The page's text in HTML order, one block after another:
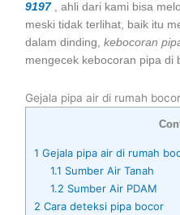
9197, ahli dari kami bisa
meski tidak terlihat, baik itu
dalam dinding,kebocoran
mengecek kebocoran pipa di
Gejala pipa air di rumah bocor
1 Gejala pipa air di rumah
1.1 Sumber Air Tanah
1.2 Sumber Air PDAM
2 Cara deteksi pipa bocor